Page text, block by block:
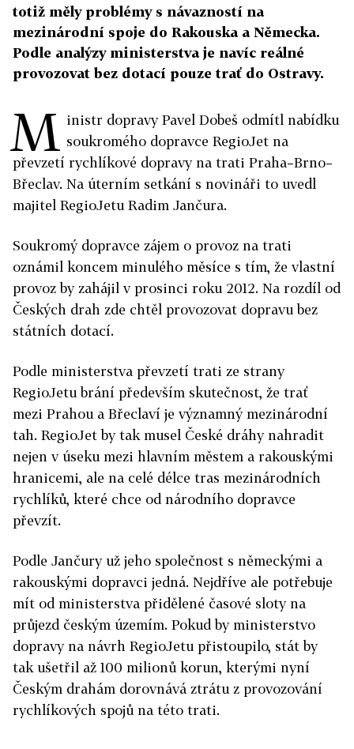
totiž měly problémy s návazností na
mezinárodní spoje do Rakouska a Německa.
Podle analýzy ministerstva je navíc reálné
provozovat bez dotací pouze trať do Ostravy.
M inistr dopravy Pavel Dobeš odmítl nabídku
soukromého dopravce RegioJet na
převzetí rychlíkové dopravy na trati Praha–Brno–
Břeclav. Na úterním setkání s novináři to uvedl
majitel RegioJetu Radim Jančura.
Soukromý dopravce zájem o provoz na trati
oznámil koncem minulého měsíce s tím, že vlastní
provoz by zahájil v prosinci roku 2012. Na rozdíl od
Českých drah zde chtěl provozovat dopravu bez
státních dotací.
Podle ministerstva převzetí trati ze strany
RegioJetu brání především skutečnost, že trať
mezi Prahou a Břeclaví je významný mezinárodní
tah. RegioJet by tak musel České dráhy nahradit
nejen v úseku mezi hlavním městem a rakouskými
hranicemi, ale na celé délce tras mezinárodních
rychlíků, které chce od národního dopravce
převzít.
Podle Jančury už jeho společnost s německými a
rakouskými dopravci jedná. Nejdříve ale potřebuje
mít od ministerstva přidělené časové sloty na
průjezd českým územím. Pokud by ministerstvo
dopravy na návrh RegioJetu přistoupilo, stát by
tak ušetřil až 100 milionů korun, kterými nyní
Českým drahám dorovnává ztrátu z provozování
rychlíkových spojů na této trati.